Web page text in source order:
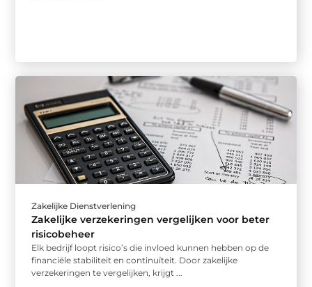
Zakelijke Dienstverlening
Zakelijke verzekeringen vergelijken voor beter
risicobeheer
Elk bedrijf loopt risico’s die invloed kunnen hebben op de
financiële stabiliteit en continuïteit. Door zakelijke
verzekeringen te vergelijken, krijgt ...